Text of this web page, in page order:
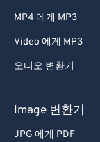
MP4 에게 MP3
Video 에게 MP3
오디오 변환기
Image 변환기
JPG 에게 PDF